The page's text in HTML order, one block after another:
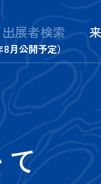
展者検索
8月公開予定）